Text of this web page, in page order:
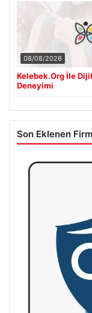
08/08/2026
Kelebek.Org İle
Deneyimi
Son Eklenen